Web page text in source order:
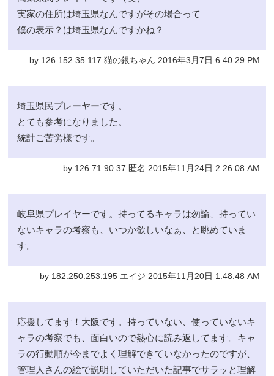
実家の住所は埼玉県なんですがその場合って
僕の表示？は埼玉県なんですかね？
by 126.152.35.117 猫の銀ちゃん 2016年3月7日 6:40:29 PM
埼玉県民プレーヤーです。
とても参考になりました。
統計ご苦労様です。
by 126.71.90.37 匿名 2015年11月24日 2:26:08 AM
岐阜県プレイヤーです。持ってるキャラは勿論、持ってい
ないキャラの考察も、いつか欲しいなぁ、と眺めていま
す。
by 182.250.253.195 エイジ 2015年11月20日 1:48:48 AM
応援してます！大阪です。持っていない、使っていないキ
ャラの考察でも、面白いので熱心に読み返してます。キャ
ラの行動順が今までよく理解できていなかったのですが、
管理人さんの絵で説明していただいた記事でサラッと理解